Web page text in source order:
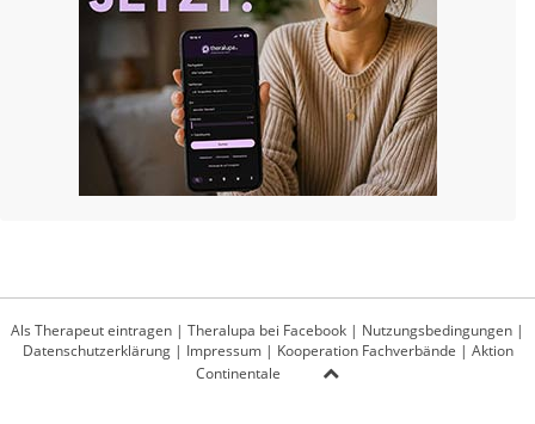
Als Therapeut eintragen | Theralupa bei Facebook | Nutzungsbedingungen |
Datenschutzerklärung| Impressum| Kooperation Fachverbände | Aktion
Continentale